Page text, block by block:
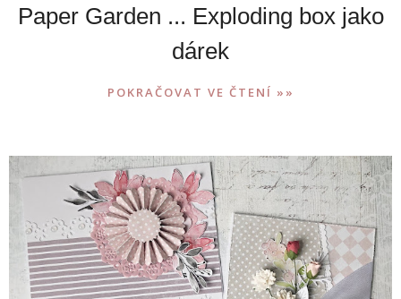
Paper Garden ... Exploding box jako
dárek
POKRAČOVAT VE ČTENÍ »»